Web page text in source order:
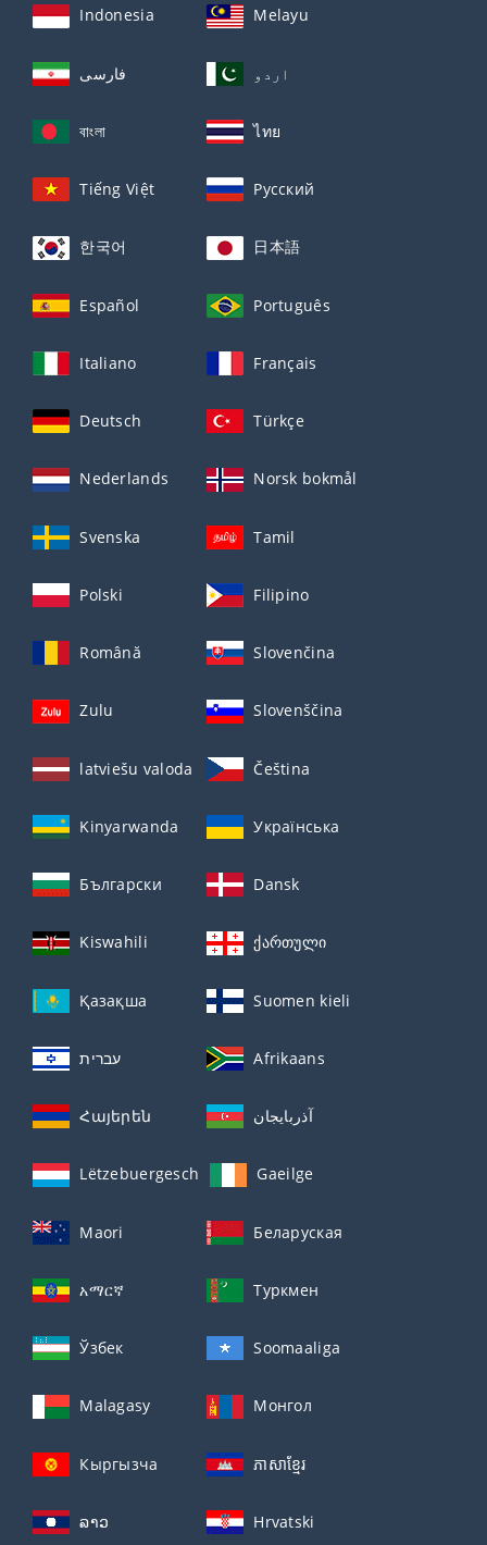
Indonesia Melayu
فارسی اردو
বাংলা ไทย
Tiếng Việt Русский
한국어 日本語
Español Português
Italiano Français
Deutsch Türkçe
Nederlands Norsk bokmål
Svenska Tamil
Polski Filipino
Română Slovenčina
Zulu Slovenščina
latviešu valoda Čeština
Kinyarwanda Українська
Български Dansk
Kiswahili ქართული
Қазақша Suomen kieli
עברית Afrikaans
Հայերեն آذربايجان
Lëtzebuergesch Gaeilge
Maori Беларуская
አማርኛ Туркмен
Ўзбек Soomaaliga
Malagasy Монгол
Кыргызча ភាសាខ្មែរ
ລາວ Hrvatski